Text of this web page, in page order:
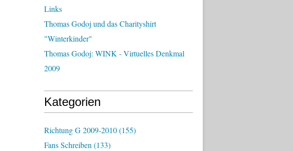
Links
Thomas Godoj und das Charityshirt
"Winterkinder"
Thomas Godoj: WINK - Virtuelles Denkmal
2009
Kategorien
Richtung G 2009-2010(155)
Fans Schreiben (133)